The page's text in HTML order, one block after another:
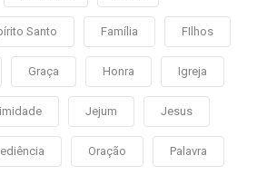
Santo Família FIlhos
Graça Honra Igreja
Jejum Jesus
Oração Palavra